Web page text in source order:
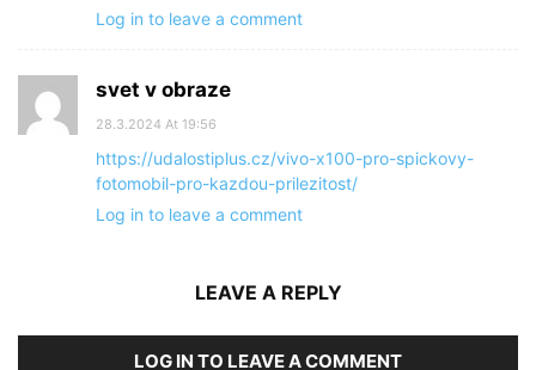
Log in to leave a comment
svet v obraze
28.3.2024 At 19:56
https://udalostiplus.cz/vivo-x100-pro-spickovy-
fotomobil-pro-kazdou-prilezitost/
Log in to leave a comment
LEAVE A REPLY
LOG IN TO LEAVE A COMMENT